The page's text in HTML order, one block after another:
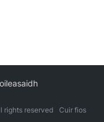
rights reserved
Cuir fios